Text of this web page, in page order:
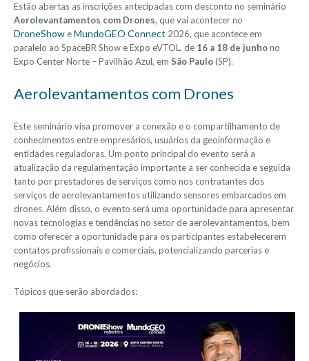
Estão abertas as inscrições antecipadas com desconto no seminário
Aerolevantamentos com Drones, que vai acontecer no
DroneShow eMundoGEO Connect 2026, que acontece em
paralelo ao SpaceBR Show e Expo eVTOL, de 16 a 18 de junhono
Expo Center Norte – Pavilhão Azul, em São Paulo(SP).
Aerolevantamentos com Drones
Este seminário visa promover a conexão e o compartilhamento de
conhecimentos entre empresários, usuários da geoinformação e
entidades reguladoras. Um ponto principal do evento será a
atualização da regulamentação importante a ser conhecida e seguida
tanto por prestadores de serviços como nos contratantes dos
serviços de aerolevantamentos utilizando sensores embarcados em
drones. Além disso, o evento será uma oportunidade para apresentar
novas tecnologias e tendências no setor de aerolevantamentos, bem
como oferecer a oportunidade para os participantes estabelecerem
contatos profissionais e comerciais, potencializando parcerias e
negócios.
Tópicos que serão abordados: